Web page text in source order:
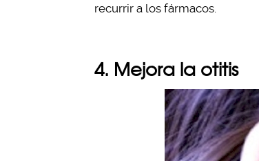
recurrir a los fármacos.
4. Mejora la otitis